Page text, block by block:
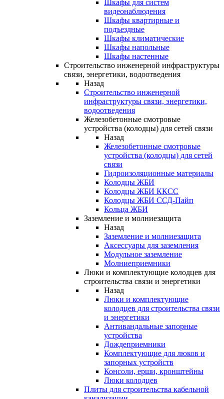
Шкафы для систем
видеонаблюдения
Шкафы квартирные и
подъездные
Шкафы климатические
Шкафы напольные
Шкафы настенные
Строительство инженерной инфраструктуры
связи, энергетики, водоотведения
Назад
Строительство инженерной
инфраструктуры связи, энергетики,
водоотведения
Железобетонные смотровые
устройства (колодцы) для сетей связи
Назад
Железобетонные смотровые
устройства (колодцы) для сетей
связи
Гидроизоляционные материалы
Колодцы ЖБИ
Колодцы ЖБИ ККСС
Колодцы ЖБИ ССД-Пайп
Кольца ЖБИ
Заземление и молниезащита
Назад
Заземление и молниезащита
Аксессуары для заземления
Модульное заземление
Молниеприемники
Люки и комплектующие колодцев для
строительства связи и энергетики
Назад
Люки и комплектующие
колодцев для строительства связи
и энергетики
Антивандальные запорные
устройства
Дождеприемники
Комплектующие для люков и
запорных устройств
Консоли, ерши, кронштейны
Люки колодцев
Плиты для строительства кабельной